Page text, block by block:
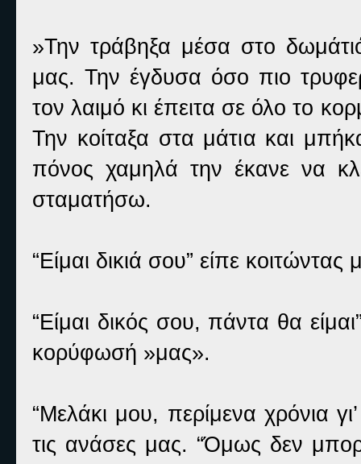
»Την τράβηξα μέσα στο
μας. Την έγδυσα όσο πιο
τον λαιμό κι έπειτα σε όλο το
Την κοίταξα στα μάτια και
πόνος χαμηλά την έκανε να
σταματήσω.
“Είμαι δικιά σου” είπε κοιτώντας
“Είμαι δικός σου, πάντα θα
κορύφωσή »μας».
“Μελάκι μου, περίμενα χρόνια
τις ανάσες μας. “Όμως δεν